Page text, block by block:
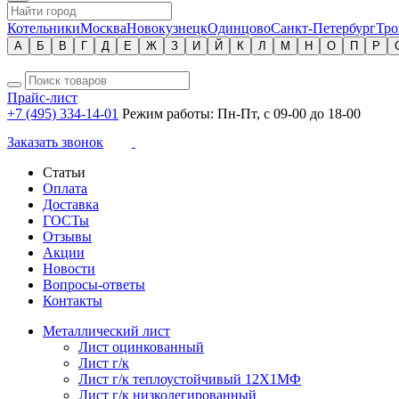
КотельникиМоскваНовокузнецкОдинцовоСанкт-Петербург
А Б В Г Д Е Ж З И Й К Л М Н О П Р
Прайс-лист
+7 (495) 334-14-01 Режим работы: Пн-Пт, с 09-00 до 18-00
Заказать звонок
Статьи
Оплата
Доставка
ГОСТы
Отзывы
Акции
Новости
Вопросы-ответы
Контакты
Металлический лист
Лист оцинкованный
Лист г/к
Лист г/к теплоустойчивый 12Х1МФ
Лист г/к низколегированный